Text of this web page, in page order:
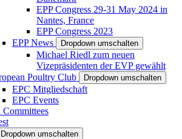
EPP Congress 29-31 May 2024 in
Nantes, France
EPP Congress 2023
EPP News
Dropdown umschalten
Michael Riedl zum neuen
Vizepräsidenten der EVP gewählt
Poultry Club
Dropdown umschalten
EPC Mitgliedschaft
EPC Events
Committees
Dropdown umschalten